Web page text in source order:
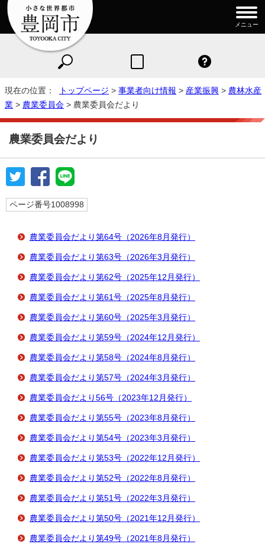
メニュー
現在の位置： トップページ > 事業者向け情報 > 産業振興 > 農林水産
業 > 農業委員会 > 農業委員会だより
農業委員会だより
ページ番号1008998
農業委員会だより第64号（2026年8月発行）
農業委員会だより第63号（2026年3月発行）
農業委員会だより第62号（2025年12月発行）
農業委員会だより第61号（2025年8月発行）
農業委員会だより第60号（2025年3月発行）
農業委員会だより第59号（2024年12月発行）
農業委員会だより第58号（2024年8月発行）
農業委員会だより第57号（2024年3月発行）
農業委員会だより56号（2023年12月発行）
農業委員会だより第55号（2023年8月発行）
農業委員会だより第54号（2023年3月発行）
農業委員会だより第53号（2022年12月発行）
農業委員会だより第52号（2022年8月発行）
農業委員会だより第51号（2022年3月発行）
農業委員会だより第50号（2021年12月発行）
農業委員会だより第49号（2021年8月発行）